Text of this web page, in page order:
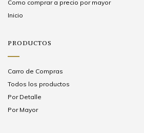
Como comprar a precio por mayor
Inicio
PRODUCTOS
Carro de Compras
Todos los productos
Por Detalle
Por Mayor